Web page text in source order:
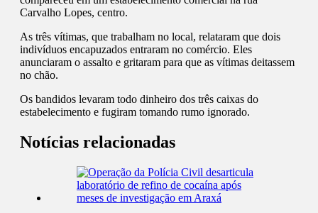
Carvalho Lopes, centro.
As três vítimas, que trabalham no local, relataram que dois
indivíduos encapuzados entraram no comércio. Eles
anunciaram o assalto e gritaram para que as vítimas deitassem
no chão.
Os bandidos levaram todo dinheiro dos três caixas do
estabelecimento e fugiram tomando rumo ignorado.
Notícias relacionadas